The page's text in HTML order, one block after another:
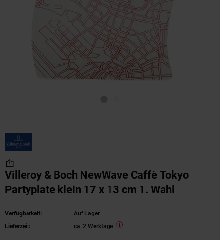
Villeroy & Boch NewWave Caffè Tokyo
Partyplate klein 17 x 13 cm 1. Wahl
Verfügbarkeit:
Auf Lager
Lieferzeit:
ca. 2 Werktage